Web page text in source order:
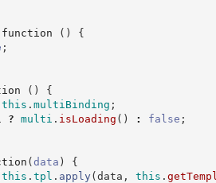
function ( )
{
;
( )
{
this . multiBinding ;
? multi . isLoading ( ) : false ;
(data )
{
this . tpl . apply (data , this .